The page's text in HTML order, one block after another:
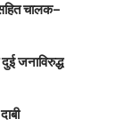
चालक–
जनाविरुद्ध